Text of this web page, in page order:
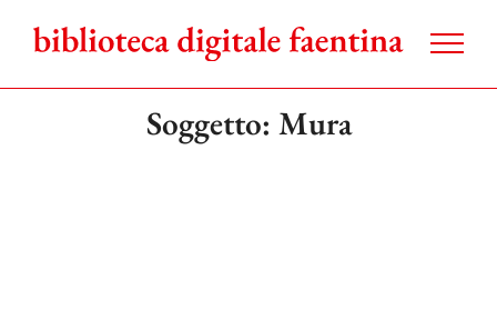
contenuto
Soggetto: Mura